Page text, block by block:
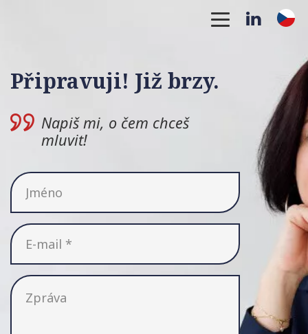
O mně
Podkasty
Témata
Linked
Připravuji! Již brzy.
Napiš mi, o čem chceš
mluvit!